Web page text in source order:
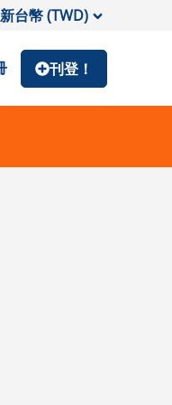
新台幣 (TWD)
刊登！